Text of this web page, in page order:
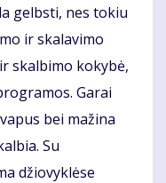
gelbsti, nes tokiu
ir skalavimo
skalbimo kokybė,
Garai
bei mažina
Su
džiovyklėse